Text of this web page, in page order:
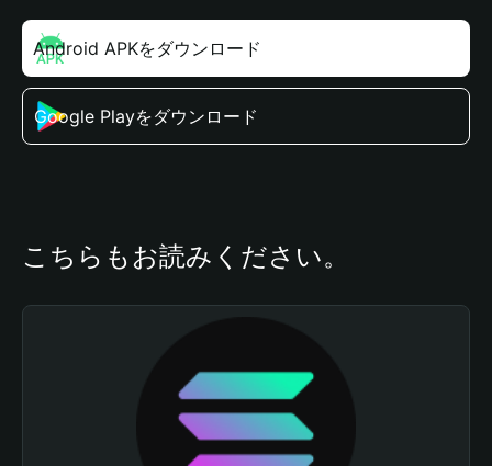
Android APKをダウンロード
Google Playをダウンロード
こちらもお読みください。